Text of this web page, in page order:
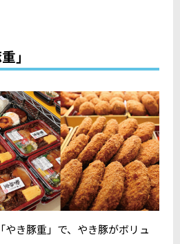
」
やき豚重」で、やき豚がボリュ